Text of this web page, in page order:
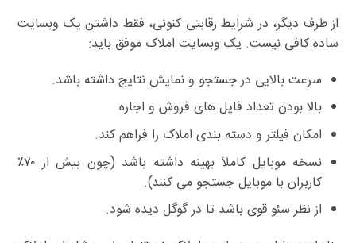
از طرف دیگر، در شرایط رقابتی کنونی، فقط داشتن یک وبسایت
ساده کافی نیست. یک وبسایت املاک موفق باید:
سرعت بالایی در جستجو و نمایش نتایج داشته باشد.
بالا بودن تعداد فایل های فروش و اجاره
امکان فیلتر و دسته بندی املاک را فراهم کند.
نسخه موبایل کاملاً بهینه داشته باشد (چون بیش از ۷۰٪
کاربران با موبایل جستجو می کنند).
از نظر سئو قوی باشد تا در گوگل دیده شود.